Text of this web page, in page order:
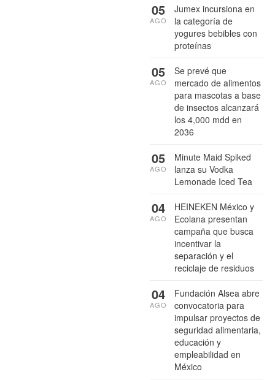
Jumex incursiona en
la categoría de
yogures bebibles con
proteínas
05
AGO
Se prevé que
mercado de alimentos
para mascotas a base
de insectos alcanzará
los 4,000 mdd en
2036
05
AGO
Minute Maid Spiked
lanza su Vodka
Lemonade Iced Tea
05
AGO
HEINEKEN México y
Ecolana presentan
campaña que busca
incentivar la
separación y el
reciclaje de residuos
04
AGO
Fundación Alsea abre
convocatoria para
impulsar proyectos de
seguridad alimentaria,
educación y
empleabilidad en
México
04
AGO